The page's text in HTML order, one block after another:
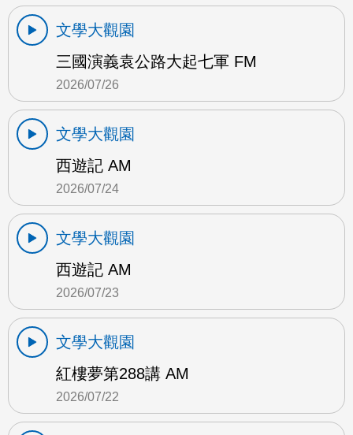
文學大觀園
三國演義袁公路大起七軍 FM
2026/07/26
文學大觀園
西遊記 AM
2026/07/24
文學大觀園
西遊記 AM
2026/07/23
文學大觀園
紅樓夢第288講 AM
2026/07/22